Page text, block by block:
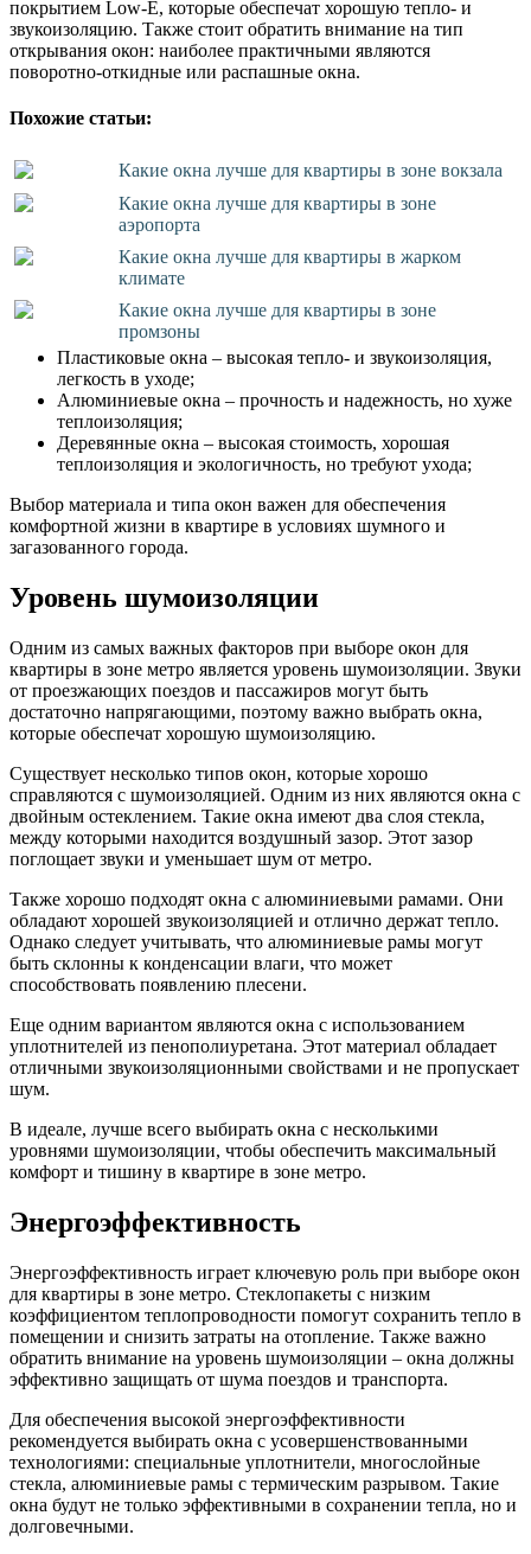
покрытием Low-E, которые обеспечат хорошую тепло- и
звукоизоляцию. Также стоит обратить внимание на тип
открывания окон: наиболее практичными являются
поворотно-откидные или распашные окна.
Похожие статьи:
Какие окна лучше для квартиры в зоне вокзала
Какие окна лучше для квартиры в зоне
аэропорта
Какие окна лучше для квартиры в жарком
климате
Какие окна лучше для квартиры в зоне
промзоны
Пластиковые окна – высокая тепло- и звукоизоляция,
легкость в уходе;
Алюминиевые окна – прочность и надежность, но хуже
теплоизоляция;
Деревянные окна – высокая стоимость, хорошая
теплоизоляция и экологичность, но требуют ухода;
Выбор материала и типа окон важен для обеспечения
комфортной жизни в квартире в условиях шумного и
загазованного города.
Уровень шумоизоляции
Одним из самых важных факторов при выборе окон для
квартиры в зоне метро является уровень шумоизоляции. Звуки
от проезжающих поездов и пассажиров могут быть
достаточно напрягающими, поэтому важно выбрать окна,
которые обеспечат хорошую шумоизоляцию.
Существует несколько типов окон, которые хорошо
справляются с шумоизоляцией. Одним из них являются окна с
двойным остеклением. Такие окна имеют два слоя стекла,
между которыми находится воздушный зазор. Этот зазор
поглощает звуки и уменьшает шум от метро.
Также хорошо подходят окна с алюминиевыми рамами. Они
обладают хорошей звукоизоляцией и отлично держат тепло.
Однако следует учитывать, что алюминиевые рамы могут
быть склонны к конденсации влаги, что может
способствовать появлению плесени.
Еще одним вариантом являются окна с использованием
уплотнителей из пенополиуретана. Этот материал обладает
отличными звукоизоляционными свойствами и не пропускает
шум.
В идеале, лучше всего выбирать окна с несколькими
уровнями шумоизоляции, чтобы обеспечить максимальный
комфорт и тишину в квартире в зоне метро.
Энергоэффективность
Энергоэффективность играет ключевую роль при выборе окон
для квартиры в зоне метро. Стеклопакеты с низким
коэффициентом теплопроводности помогут сохранить тепло в
помещении и снизить затраты на отопление. Также важно
обратить внимание на уровень шумоизоляции – окна должны
эффективно защищать от шума поездов и транспорта.
Для обеспечения высокой энергоэффективности
рекомендуется выбирать окна с усовершенствованными
технологиями: специальные уплотнители, многослойные
стекла, алюминиевые рамы с термическим разрывом. Такие
окна будут не только эффективными в сохранении тепла, но и
долговечными.